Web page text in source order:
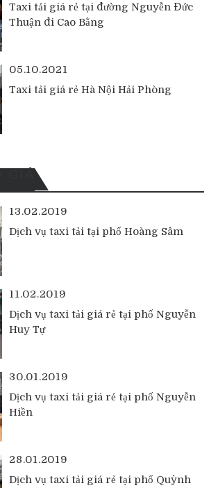
Taxi tải giá rẻ tại đường Nguyễn Đức
Thuận đi Cao Bằng
05.10.2021
Taxi tải giá rẻ Hà Nội Hải Phòng
GIÁ
13.02.2019
Dịch vụ taxi tải tại phố Hoàng Sâm
11.02.2019
Dịch vụ taxi tải giá rẻ tại phố Nguyễn
Huy Tự
30.01.2019
Dịch vụ taxi tải giá rẻ tại phố Nguyễn
Hiền
28.01.2019
Dịch vụ taxi tải giá rẻ tại phố Quỳnh